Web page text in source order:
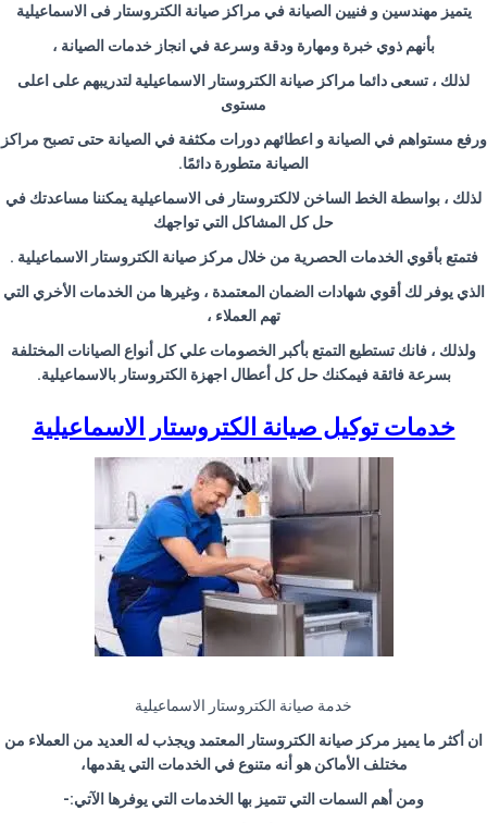
يتميز مهندسين و فنيين الصيانة في مراكز صيانة الكتروستار فى الاسماعيلية
بأنهم ذوي خبرة ومهارة ودقة وسرعة في انجاز خدمات الصيانة ،
لذلك ، تسعى دائما مراكز صيانة الكتروستار الاسماعيلية لتدريبهم على اعلى
مستوى
ورفع مستواهم في الصيانة و اعطائهم دورات مكثفة في الصيانة حتى تصبح مراكز
الصيانة متطورة دائمًا.
لذلك ، بواسطة الخط الساخن لالكتروستار فى الاسماعيلية يمكننا مساعدتك في
حل كل المشاكل التي تواجهك
فتمتع بأقوي الخدمات الحصرية من خلال مركز صيانة الكتروستار الاسماعيلية .
الذي يوفر لك أقوي شهادات الضمان المعتمدة ، وغيرها من الخدمات الأخري التي
تهم العملاء ،
ولذلك ، فانك تستطيع التمتع بأكبر الخصومات علي كل أنواع الصيانات المختلفة
بسرعة فائقة فيمكنك حل كل أعطال اجهزة الكتروستار بالاسماعيلية.
خدمات توكيل صيانة الكتروستار الاسماعيلية
خدمة صيانة الكتروستار الاسماعيلية
ان أكثر ما يميز مركز صيانة الكتروستار المعتمد ويجذب له العديد من العملاء من
مختلف الأماكن هو أنه متنوع في الخدمات التي يقدمها،
ومن أهم السمات التي تتميز بها الخدمات التي يوفرها الآتي:-